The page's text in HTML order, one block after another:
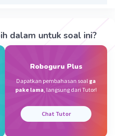
dilakukan secara rutin.
dalam untuk soal ini?
Roboguru Plus
Dapatkan pembahasan soal ga
pake lama, langsung dari Tutor!
Chat Tutor